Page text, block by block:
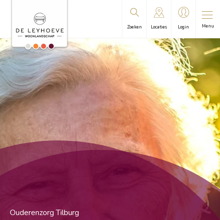
Zoeken Locaties Login Menu
Ouderenzorg Tilburg